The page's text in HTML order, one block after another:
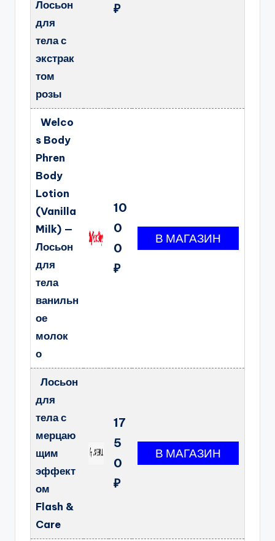
Лосьон
для
тела с
экстрак
том
розы
₽
Welco
s Body
Phren
Body
Lotion
(Vanilla
Milk) —
Лосьон
для
тела
ванильн
ое
молок
о
10
0
0
₽
Лосьон
для
тела с
мерцаю
щим
эффект
ом
Flash &
Care
17
5
0
₽